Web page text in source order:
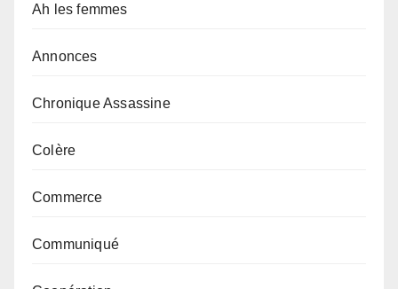
Ah les femmes
Annonces
Chronique Assassine
Colère
Commerce
Communiqué